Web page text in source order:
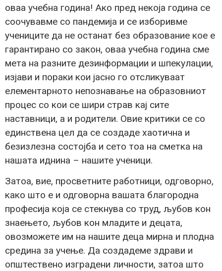
оваа учебна година! Ако пред некоја година се
соочувавме со пандемија и се изборивме
учениците да не останат без образование кое е
гарантирано со закон, оваа учебна година сме
мета на разните дезинформации и шпекулации,
изјави и пораки кои јасно го отсликуваат
елементарното непознавање на образовниот
процес со кои се шири страв кај сите
наставници, а и родители. Овие критики се со
единствена цел да се создаде хаотична и
безизлезна состојба и сето тоа на сметка на
нашата иднина – нашите ученици.
Затоа, вие, просветните работници, одговорно,
како што е и одговорна вашата благородна
професија која се стекнува со труд, љубов кон
знаењето, љубов кон младите и децата,
овозможете им на нашите деца мирна и плодна
средина за учење. Да создадеме здрави и
општествено изградени личности, затоа што